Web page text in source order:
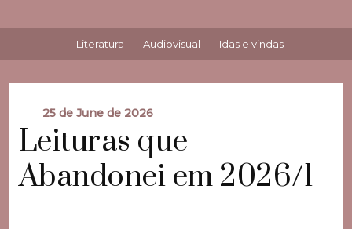
Literatura Audiovisual Idas e vindas
25 de June de 2026
Leituras que
Abandonei em 2026/1